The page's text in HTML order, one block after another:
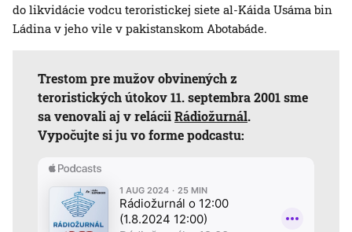
do likvidácie vodcu teroristickej siete al-Káida Usáma bin
Ládina v jeho vile v pakistanskom Abotabáde.
Trestom pre mužov obvinených z
teroristických útokov 11. septembra 2001 sme
sa venovali aj v reláciiRádiožurnál.
Vypočujte si ju vo forme podcastu: